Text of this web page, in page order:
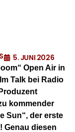
5. JUNI 2026
Open Air in
Talk bei Radio
kommender
Sun“, der erste
Genau diesen